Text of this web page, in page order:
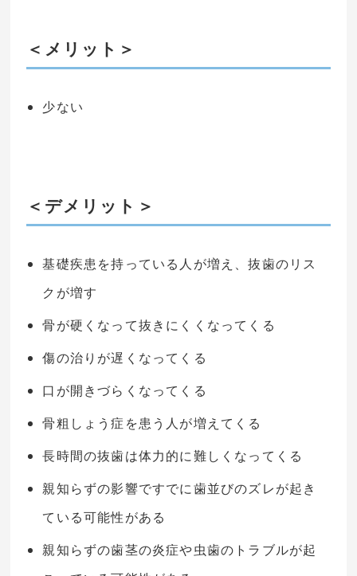
＜メリット＞
少ない
＜デメリット＞
基礎疾患を持っている人が増え、抜歯のリス
クが増す
骨が硬くなって抜きにくくなってくる
傷の治りが遅くなってくる
口が開きづらくなってくる
骨粗しょう症を患う人が増えてくる
長時間の抜歯は体力的に難しくなってくる
親知らずの影響ですでに歯並びのズレが起き
ている可能性がある
親知らずの歯茎の炎症や虫歯のトラブルが起